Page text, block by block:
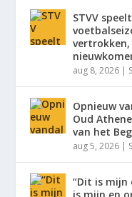
STVV
aug 8, 2026 |
Opnieuw
Oud
van het
aug 5, 2026 |
“Dit is mijn